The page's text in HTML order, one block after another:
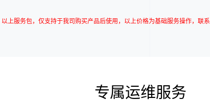
以上服务包，仅支持于我司购买产品后使用，以上价格为基础服务操作，联
专属运维服务